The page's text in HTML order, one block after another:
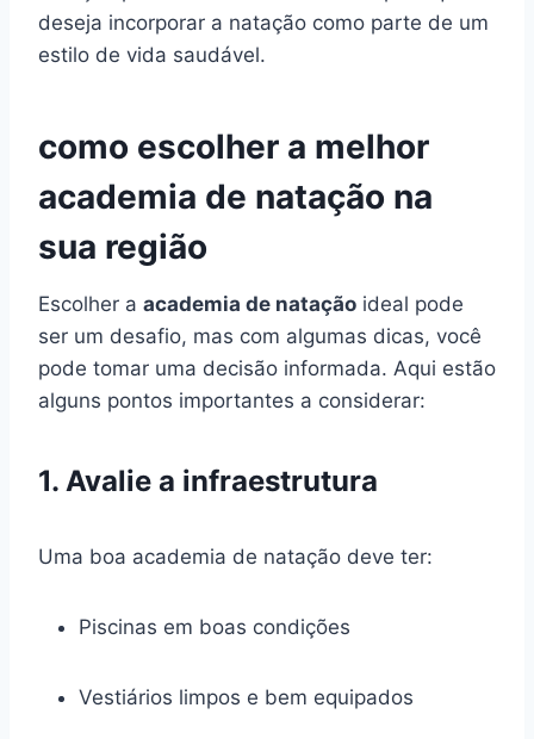
deseja incorporar a natação como parte de um
estilo de vida saudável.
como escolher a melhor
academia de natação na
sua região
Escolher a academia de natação ideal pode
ser um desafio, mas com algumas dicas, você
pode tomar uma decisão informada. Aqui estão
alguns pontos importantes a considerar:
1. Avalie a infraestrutura
Uma boa academia de natação deve ter:
Piscinas em boas condições
Vestiários limpos e bem equipados